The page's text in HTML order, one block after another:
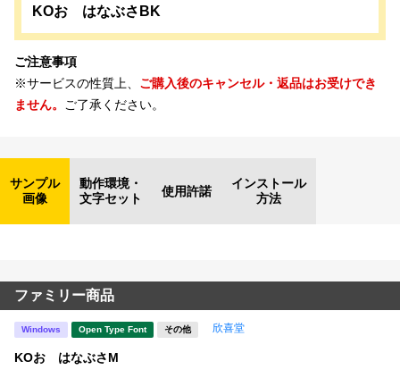
KOおゝはなぶさBK
ご注意事項
※サービスの性質上、 ご購入後のキャンセル・返品はお受けでき
ません。 ご了承ください。
サンプル
画像
動作環境・
文字セット
使用許諾
インストール
方法
ファミリー商品
Windows Open Type Font その他 欣喜堂
KOおゝはなぶさM